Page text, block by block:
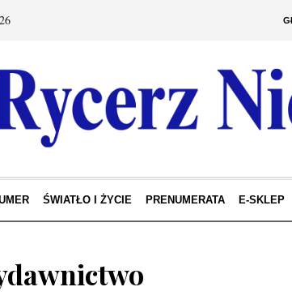
ŚWIATŁO I ŻYCIE PRENUMERATA E-SKLEP